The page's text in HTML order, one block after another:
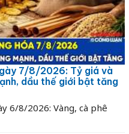
7/8/2026: Tỷ giá và
dầu thế giới bật tăng
6/8/2026: Vàng, cà phê